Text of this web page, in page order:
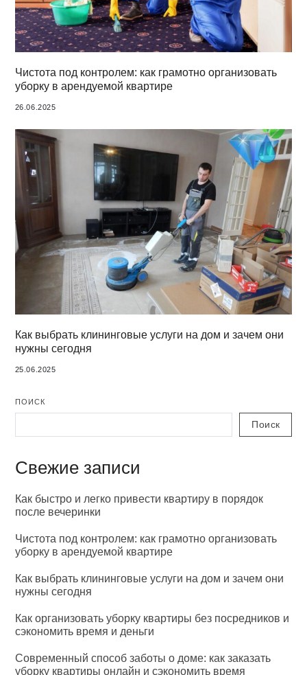
Чистота под контролем: как грамотно организовать
уборку в арендуемой квартире
26.06.2025
Как выбрать клининговые услуги на дом и зачем они
нужны сегодня
25.06.2025
ПОИСК
Поиск
Свежие записи
Как быстро и легко привести квартиру в порядок
после вечеринки
Чистота под контролем: как грамотно организовать
уборку в арендуемой квартире
Как выбрать клининговые услуги на дом и зачем они
нужны сегодня
Как организовать уборку квартиры без посредников и
сэкономить время и деньги
Современный способ заботы о доме: как заказать
уборку квартиры онлайн и сэкономить время